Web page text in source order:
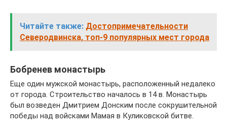
Читайте также: Достопримечательности
Северодвинска, топ-9 популярных мест города
Бобренев монастырь
Еще один мужской монастырь, расположенный недалеко
от города. Строительство началось в 14 в. Монастырь
был возведен Дмитрием Донским после сокрушительной
победы над войсками Мамая в Куликовской битве.